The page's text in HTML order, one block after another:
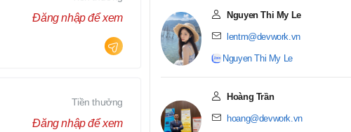
Đăng nhập để xem
Tiền thưởng
Đăng nhập để xem
Nguyen Thi My Le
lentm@devwork.vn
Nguyen Thi My Le
Hoàng Trần
hoang@devwork.vn